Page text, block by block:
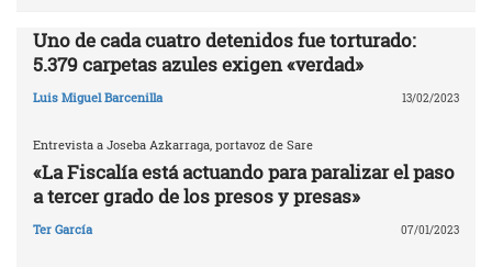
Uno de cada cuatro detenidos fue torturado:
5.379 carpetas azules exigen «verdad»
Luis Miguel Barcenilla 13/02/2023
Entrevista a Joseba Azkarraga, portavoz de Sare
«La Fiscalía está actuando para paralizar el paso
a tercer grado de los presos y presas»
Ter García 07/01/2023